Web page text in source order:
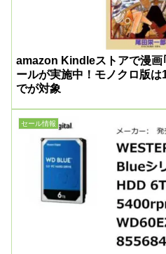
amazon Kindleストアで漫画
ールが実施中！モノクロ版
でが対象
セール情報